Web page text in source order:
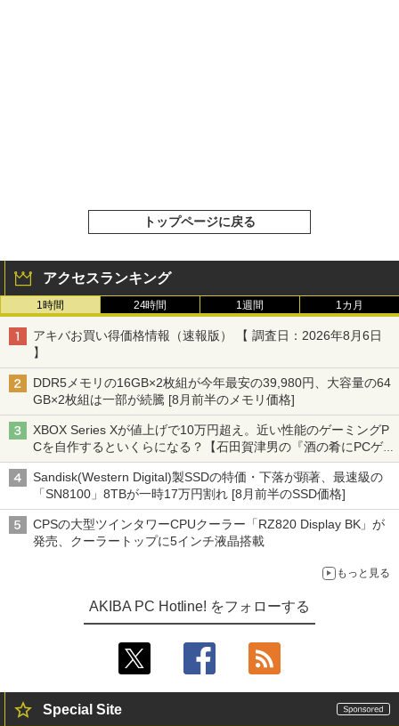
トップページに戻る
アクセスランキング
1時間 24時間 1週間 1カ月
アキバお買い得価格情報（速報版） 【 調査日：2026年8月6日
】
DDR5メモリの16GB×2枚組が今年最安の39,980円、大容量の64
GB×2枚組は一部が続騰 [8月前半のメモリ価格]
XBOX Series Xが値上げで10万円超え。近い性能のゲーミングP
Cを自作するといくらになる？【石田賀津男の『酒の肴にPCゲ
ーム』】
Sandisk(Western Digital)製SSDの特価・下落が顕著、最速級の
「SN8100」8TBが一時17万円割れ [8月前半のSSD価格]
CPSの大型ツインタワーCPUクーラー「RZ820 Display BK」が
発売、クーラートップに5インチ液晶搭載
もっと見る
AKIBA PC Hotline! をフォローする
Special Site